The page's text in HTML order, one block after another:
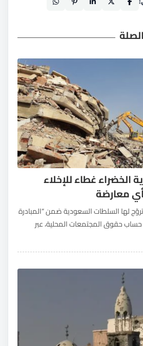
الخضراء غطاء للإخلاء
معارضة
تروّج لها السلطات السعودية ضمن “المبادرة
حقوق المجتمعات المحلية، عبر